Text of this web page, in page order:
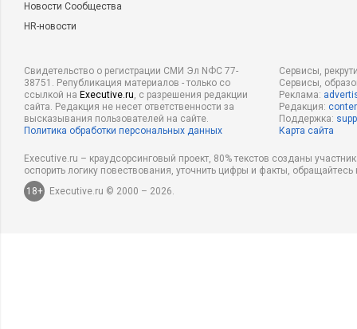
Новости Сообщества
HR-новости
Свидетельство о регистрации СМИ Эл NФС 77-
38751. Републикация материалов - только со
ссылкой на Executive.ru, с разрешения редакции
сайта. Редакция не несет ответственности за
высказывания пользователей на сайте.
Политика обработки персональных данных
Сервисы,
Сервисы,
Реклама:
Редакция:
Поддержка:
Карта сайта
Executive.ru – краудсорсинговый проект, 80% текстов созданы
оспорить логику повествования, уточнить цифры и факты,
18+
Executive.ru © 2000 – 2026.